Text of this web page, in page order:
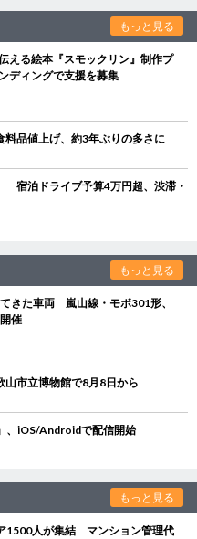
もっと見る
える絵本『スモックリン』制作プ
ディングで支援を募集
品値上げ、約3年ぶりの多さに
宿泊ドライブ予算4万円超、渋滞・
もっと見る
きた車両 嵐山線・モボ301形、
催
市立博物館で8月8日から
、iOS/Androidで配信開始
もっと見る
1500人が集結 マンション管理代